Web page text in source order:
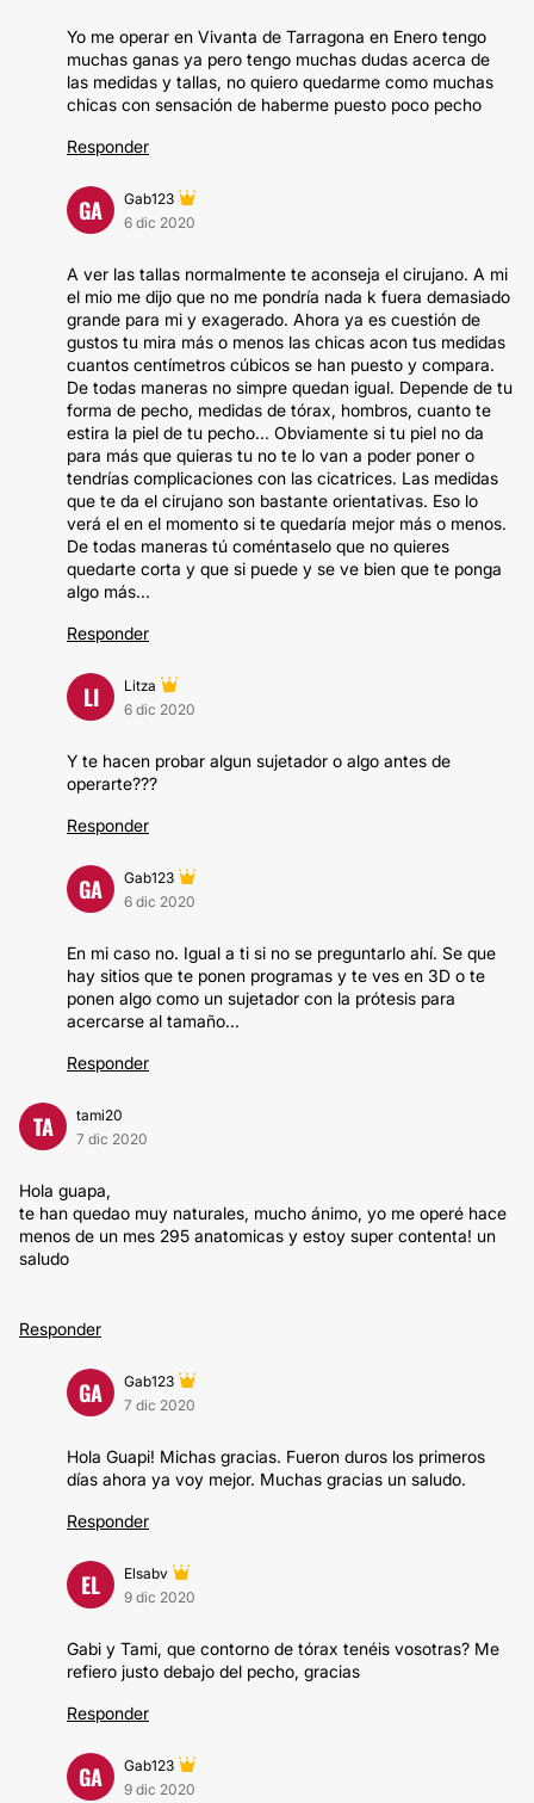
Yo me operar en Vivanta de Tarragona en Enero tengo
muchas ganas ya pero tengo muchas dudas acerca de
las medidas y tallas, no quiero quedarme como muchas
chicas con sensación de haberme puesto poco pecho
Responder
GA
Gab123
6 dic 2020
A ver las tallas normalmente te aconseja el cirujano. A mi
el mio me dijo que no me pondría nada k fuera demasiado
grande para mi y exagerado. Ahora ya es cuestión de
gustos tu mira más o menos las chicas acon tus medidas
cuantos centímetros cúbicos se han puesto y compara.
De todas maneras no simpre quedan igual. Depende de tu
forma de pecho, medidas de tórax, hombros, cuanto te
estira la piel de tu pecho... Obviamente si tu piel no da
para más que quieras tu no te lo van a poder poner o
tendrías complicaciones con las cicatrices. Las medidas
que te da el cirujano son bastante orientativas. Eso lo
verá el en el momento si te quedaría mejor más o menos.
De todas maneras tú coméntaselo que no quieres
quedarte corta y que si puede y se ve bien que te ponga
algo más...
Responder
LI
Litza
6 dic 2020
Y te hacen probar algun sujetador o algo antes de
operarte???
Responder
GA
Gab123
6 dic 2020
En mi caso no. Igual a ti si no se preguntarlo ahí. Se que
hay sitios que te ponen programas y te ves en 3D o te
ponen algo como un sujetador con la prótesis para
acercarse al tamaño...
Responder
TA
tami20
7 dic 2020
Hola guapa,
te han quedao muy naturales, mucho ánimo, yo me operé hace
menos de un mes 295 anatomicas y estoy super contenta! un
saludo
Responder
GA
Gab123
7 dic 2020
Hola Guapi! Michas gracias. Fueron duros los primeros
días ahora ya voy mejor. Muchas gracias un saludo.
Responder
EL
Elsabv
9 dic 2020
Gabi y Tami, que contorno de tórax tenéis vosotras? Me
refiero justo debajo del pecho, gracias
Responder
GA
Gab123
9 dic 2020